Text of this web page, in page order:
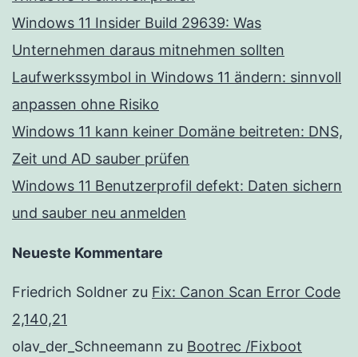
Windows 11 Insider Build 29639: Was
Unternehmen daraus mitnehmen sollten
Laufwerkssymbol in Windows 11 ändern: sinnvoll
anpassen ohne Risiko
Windows 11 kann keiner Domäne beitreten: DNS,
Zeit und AD sauber prüfen
Windows 11 Benutzerprofil defekt: Daten sichern
und sauber neu anmelden
Neueste Kommentare
Friedrich Soldner zu Fix: Canon Scan Error Code
2,140,21
olav_der_Schneemann zu Bootrec /Fixboot